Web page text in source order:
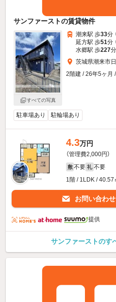
サンファーストの賃貸物件
すべての写真
潮来駅 歩33分
延方駅 歩51分
水郷駅 歩227
茨城県潮来市
2階建 / 26年5ヶ月
駐車場あり 駐輪場あり
4.3万円
（管理費2,000円）
敷 不要 礼 不要
1階 / 1LDK / 40.57
お問い合わせ
提供
サンファーストのす